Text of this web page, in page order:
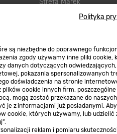
Polityka
są niezbędne do poprawnego
zgody używamy inne pliki cookie,
danych dotyczących odwiedzających,
pokazania spersonalizowanych
doświadczenia na stronie
cookie innych firm, poszczególne
mogą zostać przekazane do naszych
je z informacjami już posiadanymi.
cookie, których używamy, lub udzielić
reklam i pomiaru
Zgłoś błąd
zgodności towaru z
Program Brico PRO
Regulaminy
Regulaminy